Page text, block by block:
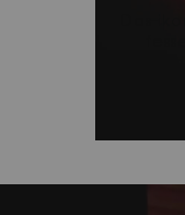
Das